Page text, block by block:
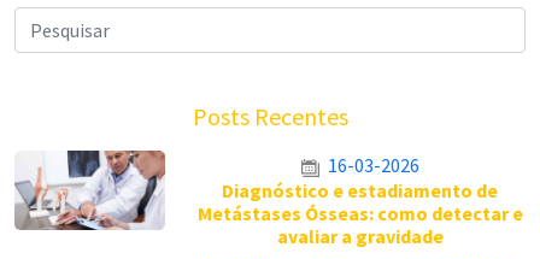
Posts Recentes
16-03-2026
Diagnóstico e estadiamento de
Metástases Ósseas: como detectar e
avaliar a gravidade